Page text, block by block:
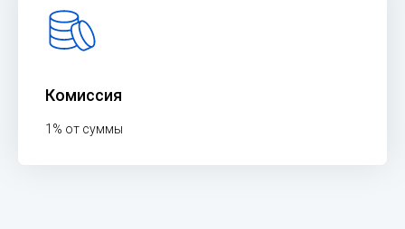
Комиссия
1% от суммы